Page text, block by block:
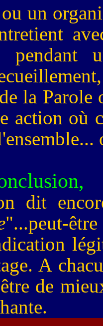
un
la Parole
action où
dit
"...peut-
A
de